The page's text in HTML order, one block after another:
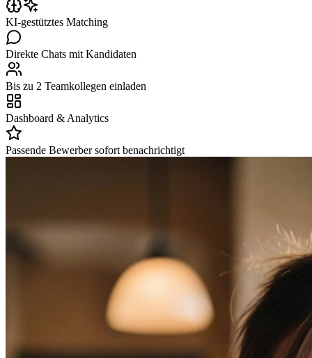
KI-gestütztes Matching
Direkte Chats mit Kandidaten
Bis zu 2 Teamkollegen einladen
Dashboard & Analytics
Passende Bewerber sofort benachrichtigt